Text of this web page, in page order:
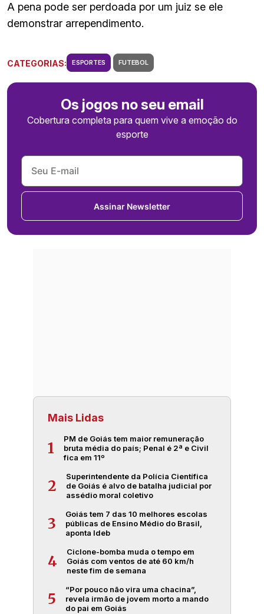
A pena pode ser perdoada por um juiz se ele
demonstrar arrependimento.
CATEGORIAS: ESPORTES FUTEBOL
Os jogos no seu email
Cobertura completa para quem vive a emoção do
esporte
Assinar Newsletter
Mais Lidas
1
PM de Goiás tem maior remuneração
bruta média do país; Penal é 2ª e Civil
fica em 11º
2
Superintendente da Polícia Científica
de Goiás é alvo de batalha judicial por
assédio moral coletivo
3
Goiás tem 7 das 10 melhores escolas
públicas de Ensino Médio do Brasil,
aponta Ideb
4
Ciclone-bomba muda o tempo em
Goiás com ventos de até 60 km/h
neste fim de semana
5
“Por pouco não vira uma chacina”,
revela irmão de jovem morto a mando
do pai em Goiás